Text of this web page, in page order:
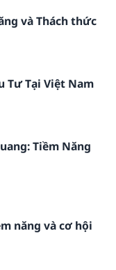
và Thách thức
Tư Tại Việt Nam
Tiềm Năng
năng và cơ hội